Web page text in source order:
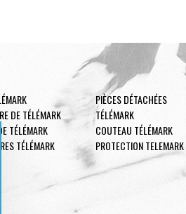
DE TÉLÉMARK
TÉLÉMARK
TÉLÉMARK
PIÈCES DÉTACHÉES
TÉLÉMARK
COUTEAU TÉLÉMARK
PROTECTION TELEMARK